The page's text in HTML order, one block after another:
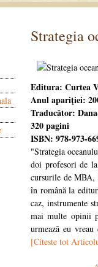
Strategia
Editura: Curtea
Anul apariţiei:
Traducător:
320 pagini
ISBN: 978-973-
"Strategia
doi profesori de
cursurile de MBA,
în română la
caz, instrumente
mai multe opinii
urmează eu
[Citeste tot